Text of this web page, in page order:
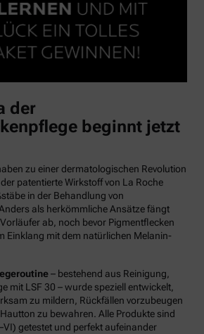
der
beginnt jetzt
zu einer dermatologischen Revolution
, der patentierte Wirkstoff von La Roche
in der Behandlung von
als herkömmliche Ansätze fängt
ab, noch bevor Pigmentflecken
Einklang mit dem natürlichen Melanin-
– bestehend aus Reinigung,
mit LSF 30 – wurde speziell entwickelt,
zu mildern, Rückfällen vorzubeugen
zu bewahren. Alle Produkte sind
getestet und perfekt aufeinander